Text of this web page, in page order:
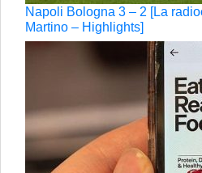
Napoli Bologna 3 – 2 [La
Martino – Highlights]